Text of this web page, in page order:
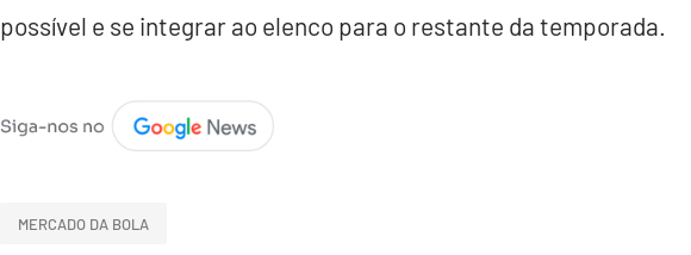
possível e se integrar ao elenco para o restante da temporada.
MERCADO DA BOLA